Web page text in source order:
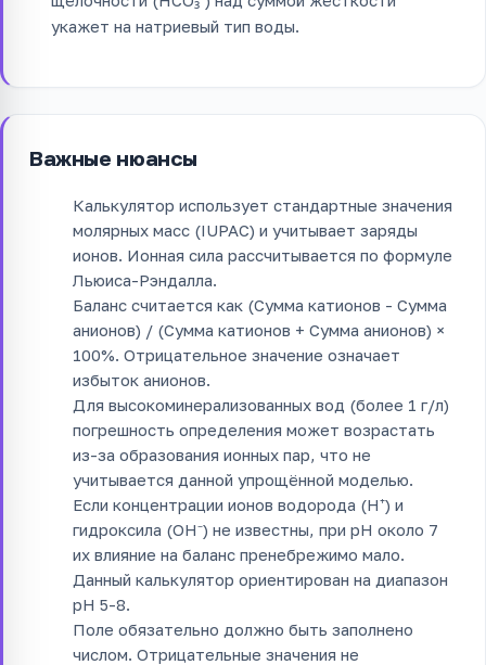
укажет на натриевый тип воды.
Важные нюансы
Калькулятор использует стандартные значения
молярных масс (IUPAC) и учитывает заряды
ионов. Ионная сила рассчитывается по формуле
Льюиса-Рэндалла.
Баланс считается как (Сумма катионов - Сумма
анионов) / (Сумма катионов + Сумма анионов) ×
100%. Отрицательное значение означает
избыток анионов.
Для высокоминерализованных вод (более 1 г/л)
погрешность определения может возрастать
из-за образования ионных пар, что не
учитывается данной упрощённой моделью.
Если концентрации ионов водорода (H⁺) и
гидроксила (OH⁻) не известны, при pH около 7
их влияние на баланс пренебрежимо мало.
Данный калькулятор ориентирован на диапазон
pH 5-8.
Поле обязательно должно быть заполнено
числом. Отрицательные значения не